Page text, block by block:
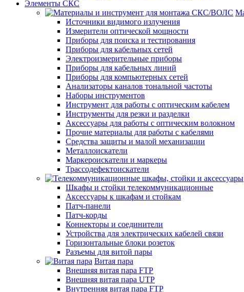
Элементы СКС
Источники видимого излучения
Измерители оптической мощности
Приборы для поиска и тестирования
Приборы для кабельных сетей
Электроизмерительные приборы
Приборы для кабельных линий
Приборы для компьютерных сетей
Анализаторы каналов тональной частоты
Наборы инструментов
Инструмент для работы с оптическим кабелем
Инструменты для резки и разделки
Аксессуары для работы с оптическим волокном
Прочие материалы для работы с кабелями
Средства защиты и малой механизации
Металлоискатели
Маркероискатели и маркеры
Трассодефектоискатели
Шкафы и стойки телекоммуникационные
Аксессуары к шкафам и стойкам
Патч-панели
Патч-корды
Коннекторы и соединители
Устройства для электрических кабелей связи
Горизонтальные блоки розеток
Разъемы для витой пары
Витая пара
Внешняя витая пара FTP
Внешняя витая пара UTP
Внутренняя витая пара FTP